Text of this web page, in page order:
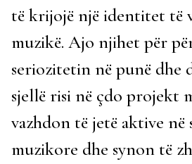
të krijojë një identitet të
muzikë. Ajo njihet për
seriozitetin në punë dhe
sjellë risi në çdo projekt
vazhdon të jetë aktive në
muzikore dhe synon të